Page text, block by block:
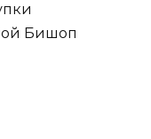
Бишоп